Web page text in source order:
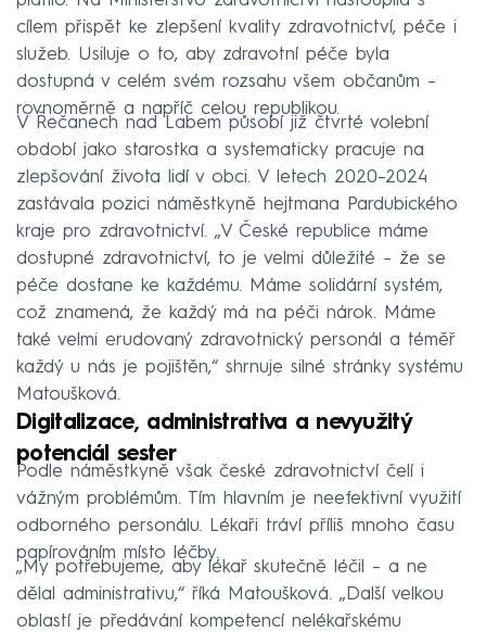
cílem přispět ke zlepšení kvality zdravotnictví, péče i
služeb. Usiluje o to, aby zdravotní péče byla
dostupná v celém svém rozsahu všem občanům –
rovnoměrně a napříč celou republikou.
V Řečanech nad Labem působí již čtvrté volební
období jako starostka a systematicky pracuje na
zlepšování života lidí v obci. V letech 2020–2024
zastávala pozici náměstkyně hejtmana Pardubického
kraje pro zdravotnictví. „V České republice máme
dostupné zdravotnictví, to je velmi důležité – že se
péče dostane ke každému. Máme solidární systém,
což znamená, že každý má na péči nárok. Máme
také velmi erudovaný zdravotnický personál a téměř
každý u nás je pojištěn,“ shrnuje silné stránky systému
Matoušková.
Digitalizace, administrativa a nevyužitý
potenciál sester
Podle náměstkyně však české zdravotnictví čelí i
vážným problémům. Tím hlavním je neefektivní využití
odborného personálu. Lékaři tráví příliš mnoho času
papírováním místo léčby.
„My potřebujeme, aby lékař skutečně léčil – a ne
dělal administrativu,“ říká Matoušková. „Další velkou
oblastí je předávání kompetencí nelékařskému